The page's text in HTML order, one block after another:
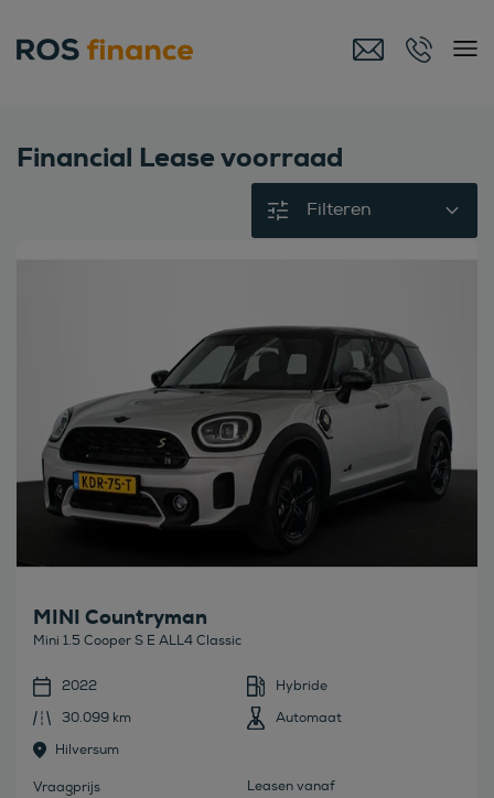
Financial Lease voorraad
Filteren
MINI Countryman
Mini 1.5 Cooper S E ALL4 Classic
2022
Hybride
30.099 km
Automaat
Hilversum
Vraagprijs Leasen vanaf